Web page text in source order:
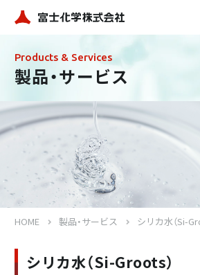
Products & Services
製品・サービス
HOME 製品・サービス シリカ水（Si-
シリカ水（Si-Groots）
製品・サービス
珪酸製品
地盤改良材
コンクリート強化防水材